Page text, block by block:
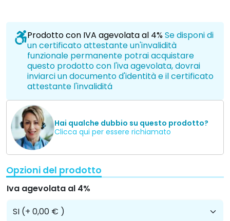
Prodotto con IVA agevolata al 4%Se disponi di
un certificato attestante un'invalidità
funzionale permanente potrai acquistare
questo prodotto con l'iva agevolata, dovrai
inviarci un documento d'identità e il certificato
attestante l'invaliditá
Hai qualche dubbio su questo prodotto?
Clicca qui per essere richiamato
Opzioni del prodotto
Iva agevolata al 4%